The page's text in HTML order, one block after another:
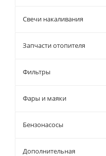
Свечи накаливания
Запчасти отопителя
Фильтры
Фары и маяки
Бензонасосы
Дополнительная